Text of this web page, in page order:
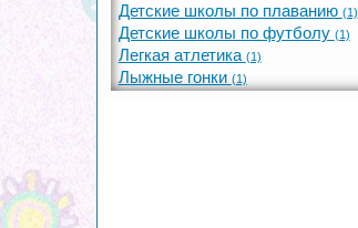
Детские школы по плаванию (1)
Детские школы по футболу (1)
Легкая атлетика (1)
Лыжные гонки (1)